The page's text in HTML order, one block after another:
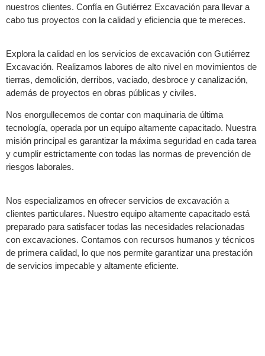
nuestros clientes. Confía en Gutiérrez Excavación para llevar a
cabo tus proyectos con la calidad y eficiencia que te mereces.
Explora la calidad en los servicios de excavación con Gutiérrez
Excavación. Realizamos labores de alto nivel en movimientos de
tierras, demolición, derribos, vaciado, desbroce y canalización,
además de proyectos en obras públicas y civiles.
Nos enorgullecemos de contar con maquinaria de última
tecnología, operada por un equipo altamente capacitado. Nuestra
misión principal es garantizar la máxima seguridad en cada tarea
y cumplir estrictamente con todas las normas de prevención de
riesgos laborales.
Nos especializamos en ofrecer servicios de excavación a
clientes particulares. Nuestro equipo altamente capacitado está
preparado para satisfacer todas las necesidades relacionadas
con excavaciones. Contamos con recursos humanos y técnicos
de primera calidad, lo que nos permite garantizar una prestación
de servicios impecable y altamente eficiente.